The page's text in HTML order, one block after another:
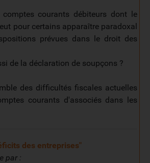
courants débiteurs dont le
pour certains apparaître paradoxal
prévues dans le droit des
de la déclaration de soupçons ?
des difficultés fiscales actuelles
courants d'associés dans les
des entreprises"
par :